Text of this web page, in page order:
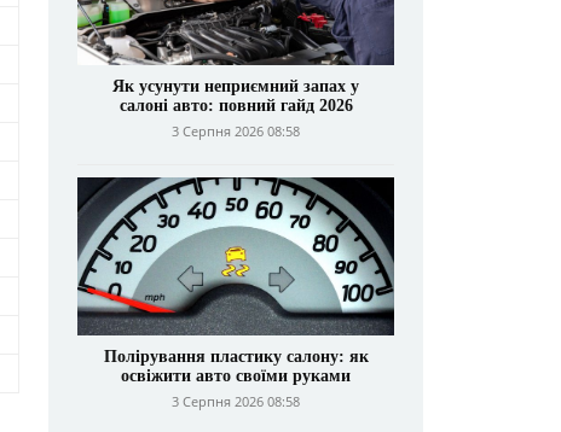
Як усунути неприємний запах у
салоні авто: повний гайд 2026
3 Серпня 2026 08:58
Полірування пластику салону: як
освіжити авто своїми руками
3 Серпня 2026 08:58